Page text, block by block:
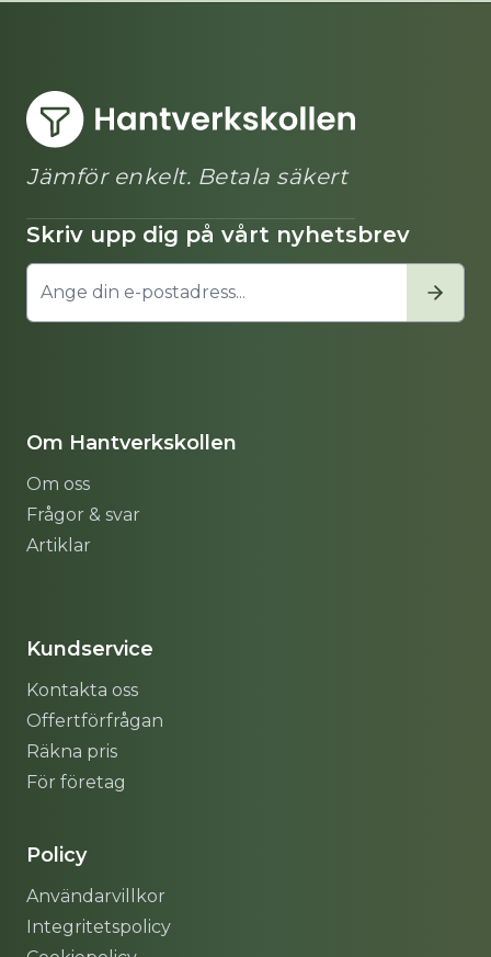
Jämför enkelt. Betala säkert
Skriv upp dig på vårt nyhetsbrev
Om Hantverkskollen
Om oss
Frågor & svar
Artiklar
Kundservice
Kontakta oss
Offertförfrågan
Räkna pris
För företag
Policy
Användarvillkor
Integritetspolicy